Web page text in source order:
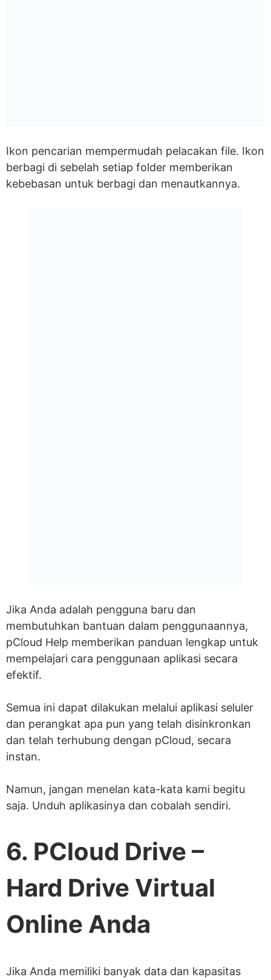
Ikon pencarian mempermudah pelacakan file. Ikon
berbagi di sebelah setiap folder memberikan
kebebasan untuk berbagi dan menautkannya.
Jika Anda adalah pengguna baru dan
membutuhkan bantuan dalam penggunaannya,
pCloud Help memberikan panduan lengkap untuk
mempelajari cara penggunaan aplikasi secara
efektif.
Semua ini dapat dilakukan melalui aplikasi seluler
dan perangkat apa pun yang telah disinkronkan
dan telah terhubung dengan pCloud, secara
instan.
Namun, jangan menelan kata-kata kami begitu
saja. Unduh aplikasinya dan cobalah sendiri.
6. PCloud Drive –
Hard Drive Virtual
Online Anda
Jika Anda memiliki banyak data dan kapasitas